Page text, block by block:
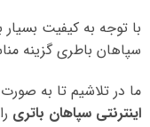
با توجه به کیفیت بسیار
سپاهان باطری گزینه
ما در تلاشیم تا به
اینترنتی سپاهان باتری